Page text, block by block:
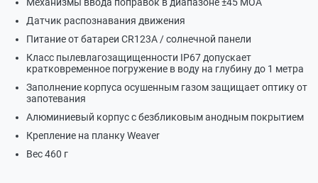
Датчик распознавания движения
Питание от батареи CR123A / солнечной панели
Класс пылевлагозащищенности IP67 допускает
кратковременное погружение в воду на глубину до 1 метра
Заполнение корпуса осушенным газом защищает оптику от
запотевания
Алюминиевый корпус с безбликовым анодным покрытием
Крепление на планку Weaver
Вес 460 г